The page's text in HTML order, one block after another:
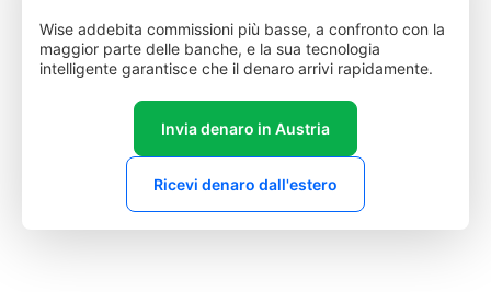
Wise addebita commissioni più basse, a confronto con la
maggior parte delle banche, e la sua tecnologia
intelligente garantisce che il denaro arrivi rapidamente.
Invia denaro in Austria
Ricevi denaro dall'estero